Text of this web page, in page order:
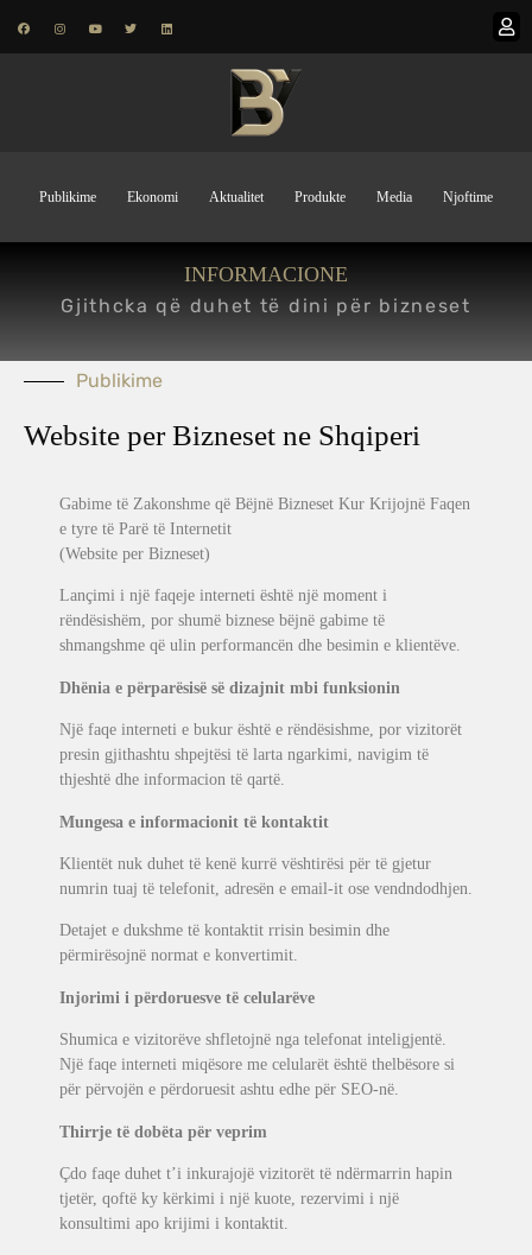
Publikime Ekonomi Aktualitet Produkte Media Njoftime
INFORMACIONE
Gjithcka që duhet të dini për bizneset
Publikime
Website per Bizneset ne Shqiperi
Gabime të Zakonshme që Bëjnë Bizneset Kur Krijojnë Faqen
e tyre të Parë të Internetit
(Website per Bizneset)
Lançimi i një faqeje interneti është një moment i
rëndësishëm, por shumë biznese bëjnë gabime të
shmangshme që ulin performancën dhe besimin e klientëve.
Dhënia e përparësisë së dizajnit mbi funksionin
Një faqe interneti e bukur është e rëndësishme, por vizitorët
presin gjithashtu shpejtësi të larta ngarkimi, navigim të
thjeshtë dhe informacion të qartë.
Mungesa e informacionit të kontaktit
Klientët nuk duhet të kenë kurrë vështirësi për të gjetur
numrin tuaj të telefonit, adresën e email-it ose vendndodhjen.
Detajet e dukshme të kontaktit rrisin besimin dhe
përmirësojnë normat e konvertimit.
Injorimi i përdoruesve të celularëve
Shumica e vizitorëve shfletojnë nga telefonat inteligjentë.
Një faqe interneti miqësore me celularët është thelbësore si
për përvojën e përdoruesit ashtu edhe për SEO-në.
Thirrje të dobëta për veprim
Çdo faqe duhet t’i inkurajojë vizitorët të ndërmarrin hapin
tjetër, qoftë ky kërkimi i një kuote, rezervimi i një
konsultimi apo krijimi i kontaktit.